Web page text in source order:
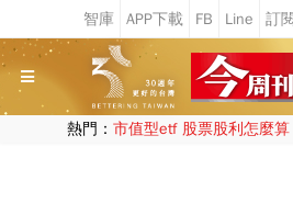
熱門： 市值型etf 股票股利怎麼算